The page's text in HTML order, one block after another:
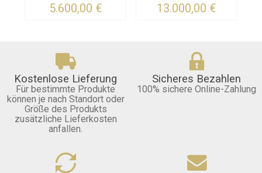
5.600,00 € 13.000,00 €
Kostenlose Lieferung
Für bestimmte Produkte
können je nach Standort oder
Größe des Produkts
zusätzliche Lieferkosten
anfallen.
Sicheres Bezahlen
100% sichere Online-Zahlung